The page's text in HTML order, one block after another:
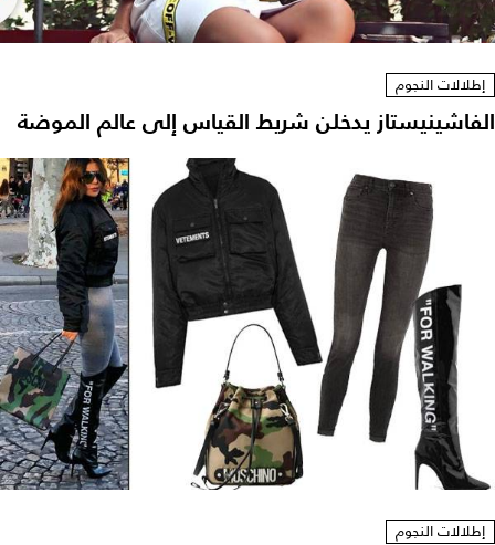
إطلالات النجوم
الفاشينيستاز يدخلن شريط القياس إلى عالم الموضة
إطلالات النجوم